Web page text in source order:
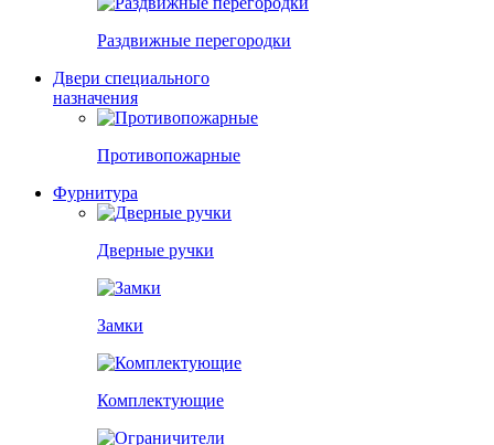
Раздвижные перегородки
Двери специального
назначения
Противопожарные
Фурнитура
Дверные ручки
Замки
Комплектующие